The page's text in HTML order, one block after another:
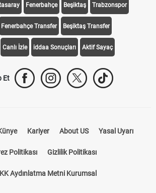
Fenerbahçe Beşiktaş Trabzonspor
Fenerbahçe Transfer Beşiktaş Transfer
Canlı İzle iddaa Sonuçları Aktif Sayaç
Et
Kariyer About US Yasal Uyarı
Politikası Gizlilik Politikası
Aydınlatma Metni Kurumsal